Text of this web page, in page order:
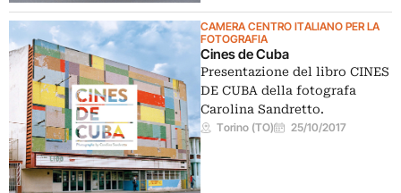
CAMERA CENTRO ITALIANO PER LA
FOTOGRAFIA
Cines de Cuba
Presentazione del libro CINES
DE CUBA della fotografa
Carolina Sandretto.
Torino (TO) 25/10/2017